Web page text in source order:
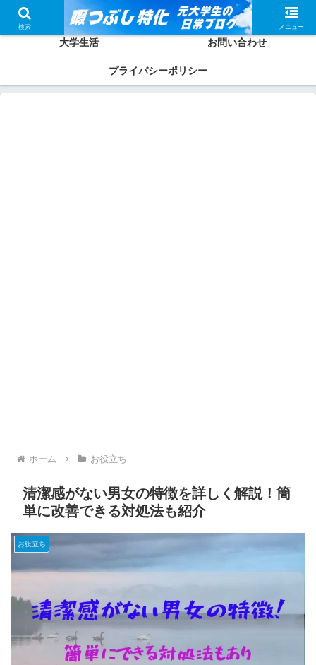
ホーム かしわってどんな人？
大学生活 お問い合わせ
プライバシーポリシー
ホーム お役立ち
清潔感がない男女の特徴を詳しく解説！簡
単に改善できる対処法も紹介
お役立ち
検索 メニュー